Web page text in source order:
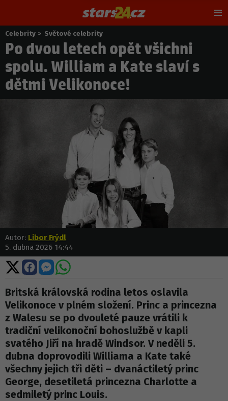
Nacházíte
se
zde:
Celebrity > Světové celebrity
Po dvou letech opět všichni
spolu. William a Kate slaví s
dětmi Velikonoce!
Autor: Libor Frýdl
5. dubna 2026 14:44
Sdílet
na
X
Sdílet
na
Facebooku
Sdílet
na
Messengeru
Sdílet
WhatsApp
Britská královská rodina letos oslavila
Velikonoce v plném složení. Princ a princezna
z Walesu se po dvouleté pauze vrátili k
tradiční velikonoční bohoslužbě v kapli
svatého Jiří na hradě Windsor. V neděli 5.
dubna doprovodili Williama a Kate také
všechny jejich tři děti – dvanáctiletý princ
George, desetiletá princezna Charlotte a
sedmiletý princ Louis.